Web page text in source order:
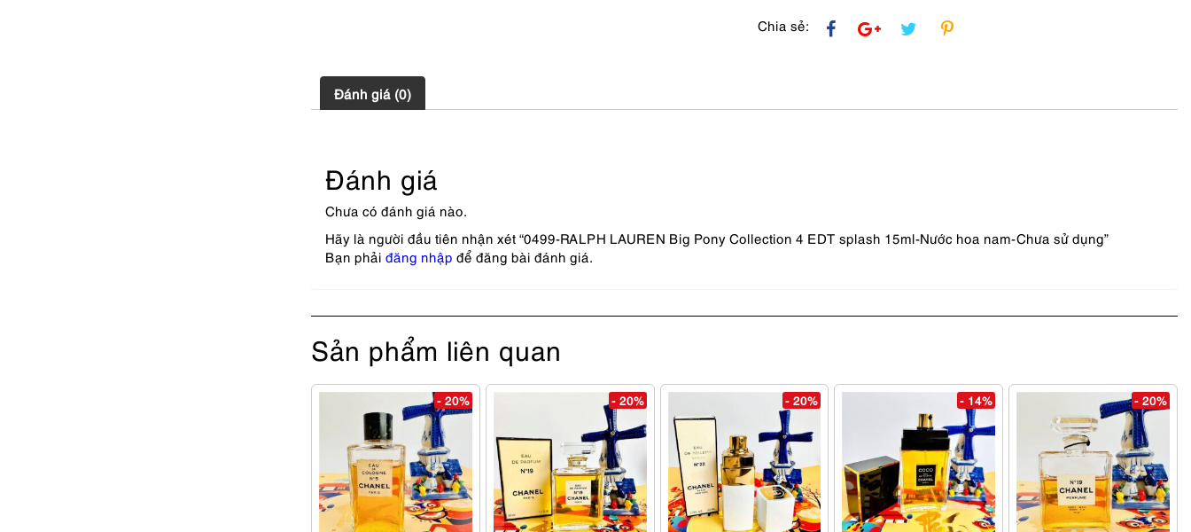
sử
Chia sẻ:
Đánh giá (0)
Đánh giá
Chưa có đánh giá nào.
Hãy là người đầu tiên nhận xét “0499-RALPH LAUREN Big Pony Collection 4 EDT splash 15ml-Nước hoa nam-Chưa sử dụng”
Bạn phải đăng nhập để đăng bài đánh giá.
Sản phẩm liên quan
- 20% - 20% - 20% - 14% - 20%